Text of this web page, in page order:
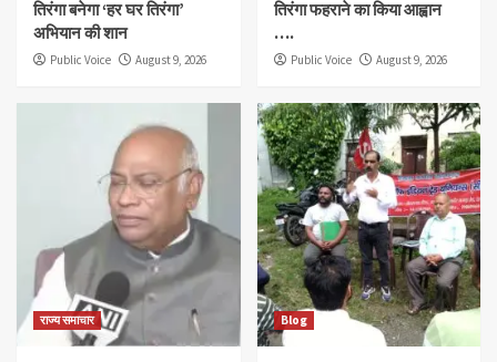
तिरंगा बनेगा ‘हर घर तिरंगा’
अभियान की शान
Public Voice August 9, 2026
तिरंगा फहराने का किया आह्वान
….
Public Voice August 9, 2026
राज्य समाचार Blog